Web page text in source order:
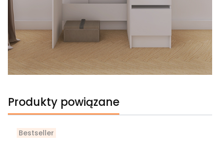
Produkty powiązane
Bestseller